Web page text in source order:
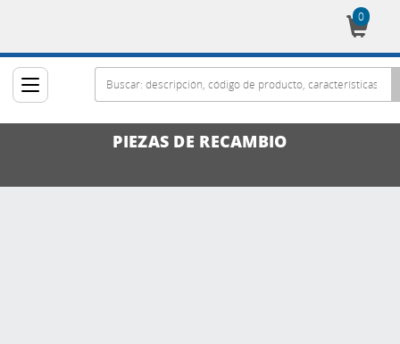
0
PIEZAS DE RECAMBIO